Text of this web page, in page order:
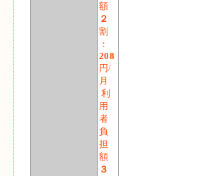
額
２
割
：
208
円/
月
利
用
者
負
担
額
３